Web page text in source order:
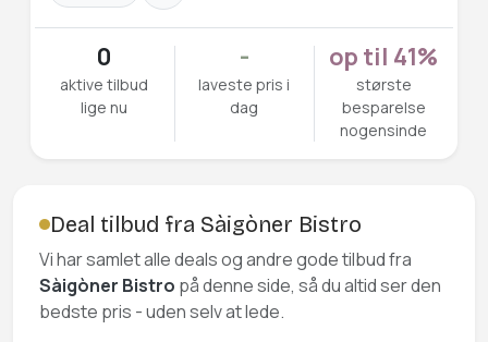
0
aktive tilbud
lige nu
-
laveste pris i
dag
op til 41%
største
besparelse
nogensinde
Deal tilbud fra Sàigòner Bistro
Vi har samlet alle deals og andre gode tilbud fra
Sàigòner Bistro på denne side, så du altid ser den
bedste pris - uden selv at lede.